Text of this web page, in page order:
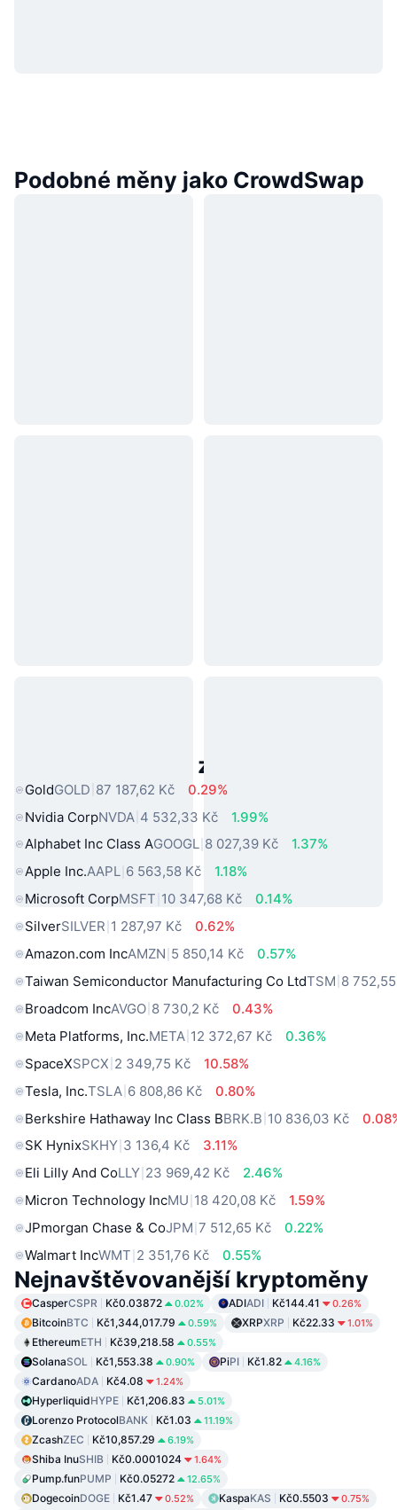
Podobné měny jako CrowdSwap
Populární aktiva z reálného světa
GoldGOLD 87 187,62 Kč
0.29%
Nvidia CorpNVDA 4 532,33 Kč
1.99%
Alphabet Inc Class AGOOGL 8 027,39 Kč
1.37%
Apple Inc.AAPL 6 563,58 Kč
1.18%
Microsoft CorpMSFT 10 347,68 Kč
0.14%
SilverSILVER 1 287,97 Kč
0.62%
Amazon.com IncAMZN 5 850,14 Kč
0.57%
Taiwan Semiconductor Manufacturing Co LtdTSM 8
Broadcom IncAVGO 8 730,2 Kč
0.43%
Meta Platforms, Inc.META 12 372,67 Kč
0.36%
SpaceXSPCX 2 349,75 Kč
10.58%
Tesla, Inc.TSLA 6 808,86 Kč
0.80%
Berkshire Hathaway Inc Class BBRK.B 10 836,03 Kč
SK HynixSKHY 3 136,4 Kč
3.11%
Eli Lilly And CoLLY 23 969,42 Kč
2.46%
Micron Technology IncMU 18 420,08 Kč
1.59%
JPmorgan Chase & CoJPM 7 512,65 Kč
0.22%
Walmart IncWMT 2 351,76 Kč 0.55%
Nejnavštěvovanější kryptoměny
CasperCSPR Kč0.03872 0.02% ADIADI Kč144.41 0.26%
BitcoinBTC Kč1,344,017.79 0.59% XRPXRP Kč22.33 1.01%
EthereumETH Kč39,218.58 0.55%
SolanaSOL Kč1,553.38 0.90% PiPI Kč1.82 4.16%
CardanoADA Kč4.08 1.24%
HyperliquidHYPE Kč1,206.83 5.01%
Lorenzo ProtocolBANK Kč1.03 11.19%
ZcashZEC Kč10,857.29 6.19%
Shiba InuSHIB Kč0.0001024 1.64%
Pump.funPUMP Kč0.05272 12.65%
DogecoinDOGE Kč1.47 0.52% KaspaKAS Kč0.5503 0.75%